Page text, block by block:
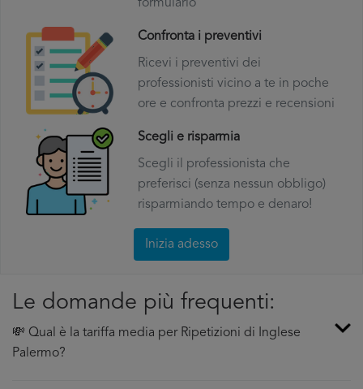
formulario
Confronta i preventivi
Ricevi i preventivi dei
professionisti vicino a te in poche
ore e confronta prezzi e recensioni
Scegli e risparmia
Scegli il professionista che
preferisci (senza nessun obbligo)
risparmiando tempo e denaro!
Inizia adesso
Le domande più frequenti:
💸 Qual è la tariffa media per Ripetizioni di Inglese
Palermo?